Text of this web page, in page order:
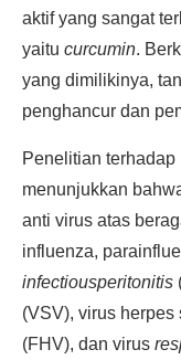
aktif yang sangat
yaitu curcumin.
yang dimilikinya,
penghancur dan
Penelitian
menunjukkan
anti virus atas
influenza,
infectiousperitonitis
(VSV), virus
(FHV), dan virus